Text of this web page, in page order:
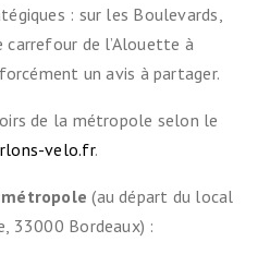
: sur les Boulevards,
de l’Alouette à
un avis à partager.
de la métropole selon le
velo.fr.
(au départ du local
33000 Bordeaux) :